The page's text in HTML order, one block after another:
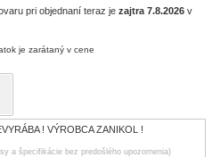
pri objednaní teraz je zajtra 7.8.2026 v
je zarátaný v cene
! VÝROBCA ZANIKOL !
a špecifikácie bez predošlého upozornenia)